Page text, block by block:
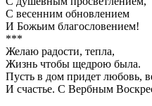
С весенним обновлением
И Божьим благословением!
***
Желаю радости, тепла,
Жизнь чтобы щедрою была.
Пусть в дом придет любовь,
И счастье. С Вербным